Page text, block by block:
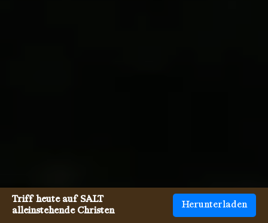
Triff heute auf SALT
alleinstehende Christen
Herunterladen